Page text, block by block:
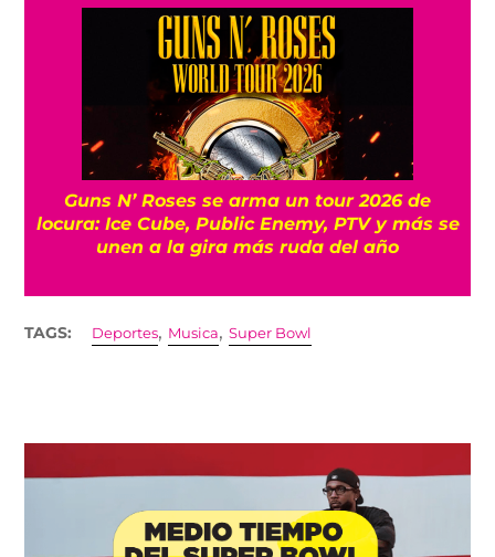
Guns N’ Roses se arma un tour 2026 de
locura: Ice Cube, Public Enemy, PTV y más se
unen a la gira más ruda del año
TAGS: Deportes, Musica,Super Bowl